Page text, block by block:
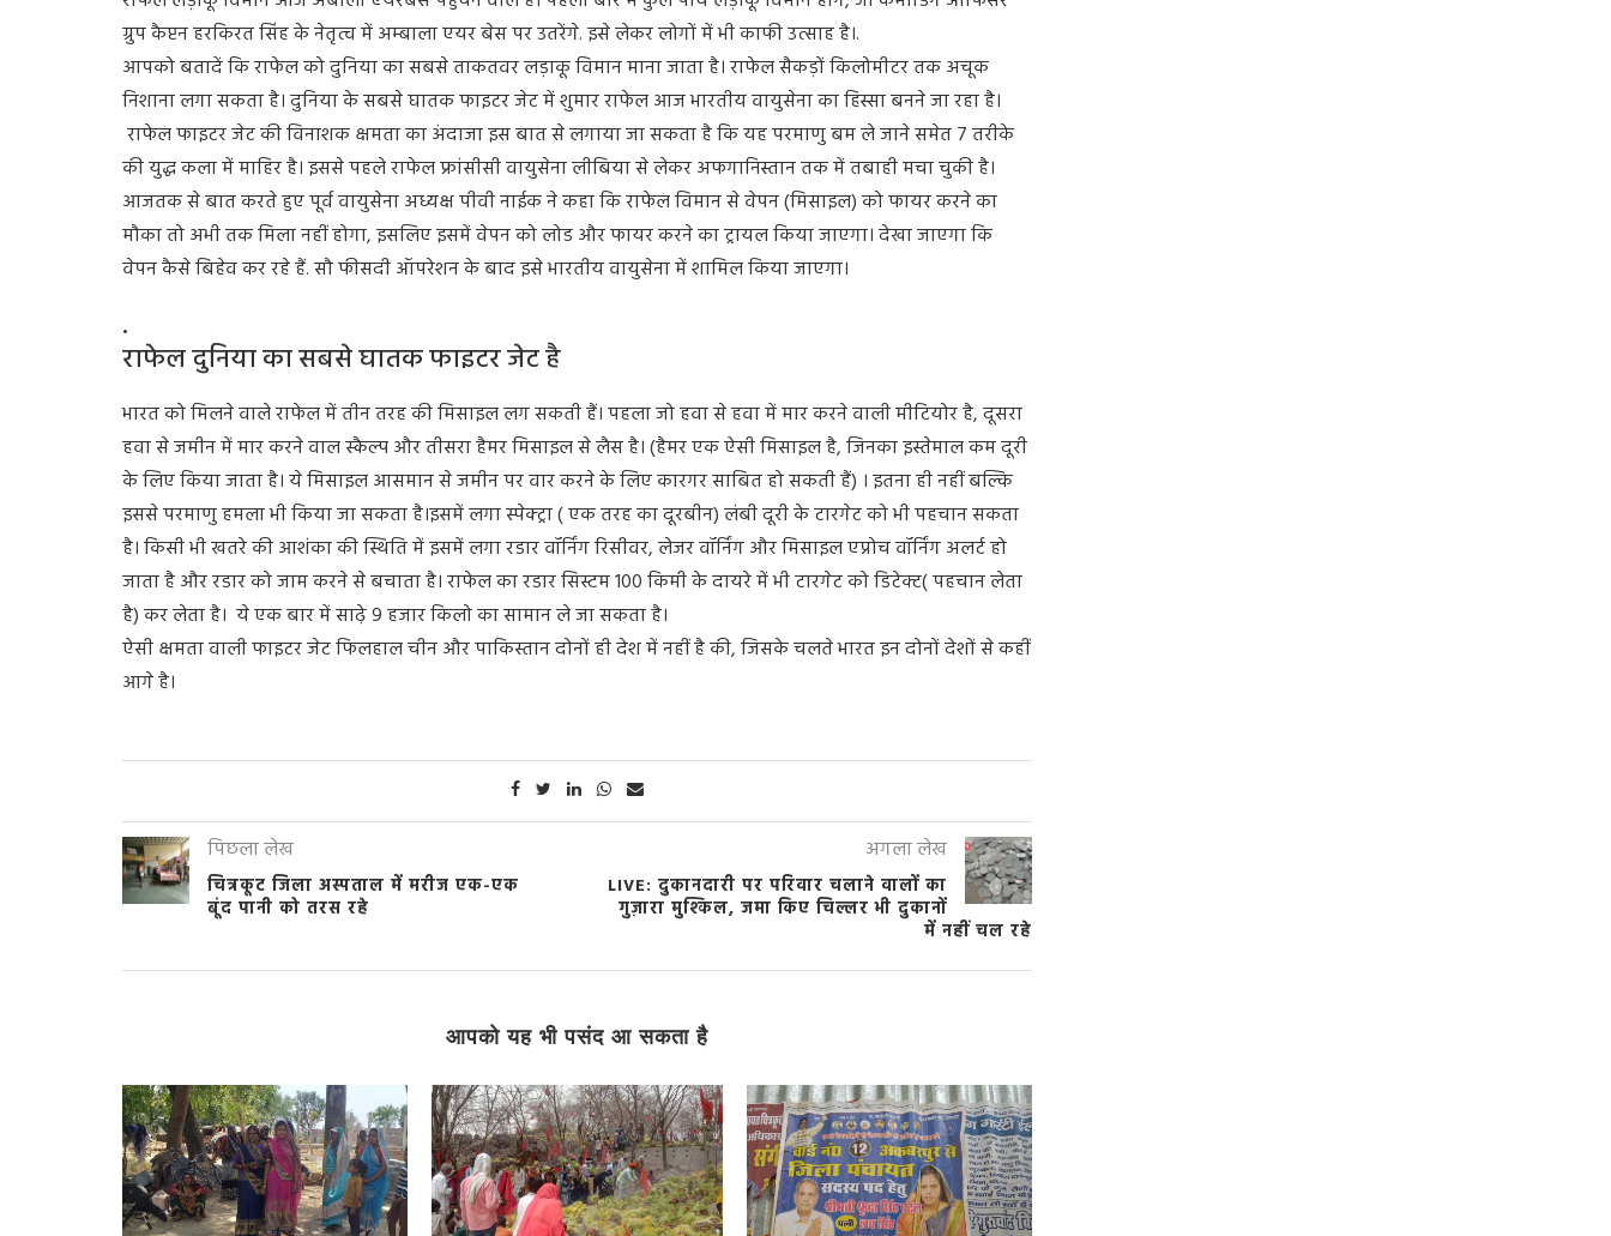
ग्रुप कैप्टन हरकिरत सिंह के नेतृत्व में अम्बाला एयर बेस पर उतरेंगे. इसे लेकर लोगों में भी काफी उत्साह है।.
आपको बतादें कि राफेल को दुनिया का सबसे ताकतवर लड़ाकू विमान माना जाता है। राफेल सैकड़ों किलोमीटर तक अचूक
निशाना लगा सकता है। दुनिया के सबसे घातक फाइटर जेट में शुमार राफेल आज भारतीय वायुसेना का हिस्‍सा बनने जा रहा है।
राफेल फाइटर जेट की विनाशक क्षमता का अंदाजा इस बात से लगाया जा सकता है कि यह परमाणु बम ले जाने समेत 7 तरीके
की युद्ध कला में माहिर है। इससे पहले राफेल फ्रांसीसी वायुसेना लीब‍िया से लेकर अफगानिस्‍तान तक में तबाही मचा चुकी है।
आजतक से बात करते हुए पूर्व वायुसेना अध्यक्ष पीवी नाईक ने कहा कि राफेल विमान से वेपन (मिसाइल) को फायर करने का
मौका तो अभी तक मिला नहीं होगा, इसलिए इसमें वेपन को लोड और फायर करने का ट्रायल किया जाएगा। देखा जाएगा कि
वेपन कैसे बिहेव कर रहे हैं. सौ फीसदी ऑपरेशन के बाद इसे भारतीय वायुसेना में शामिल किया जाएगा।
.
राफेल दुनिया का सबसे घातक फाइटर जेट है
भारत को मिलने वाले राफेल में तीन तरह की मिसाइल लग सकती हैं। पहला जो हवा से हवा में मार करने वाली मीटियोर है, दूसरा
हवा से जमीन में मार करने वाल स्कैल्प और तीसरा हैमर मिसाइल से लैस है। (हैमर एक ऐसी मिसाइल है, जिनका इस्तेमाल कम दूरी
के लिए किया जाता है। ये मिसाइल आसमान से जमीन पर वार करने के लिए कारगर साबित हो सकती हैं) । इतना ही नहीं बल्कि
इससे परमाणु हमला भी किया जा सकता है।इसमें लगा स्पेक्ट्रा ( एक तरह का दूरबीन) लंबी दूरी के टारगेट को भी पहचान सकता
है। किसी भी खतरे की आशंका की स्थिति में इसमें लगा रडार वॉर्निंग रिसीवर, लेजर वॉर्निंग और मिसाइल एप्रोच वॉर्निंग अलर्ट हो
जाता है और रडार को जाम करने से बचाता है। राफेल का रडार सिस्टम 100 किमी के दायरे में भी टारगेट को डिटेक्ट( पहचान लेता
है) कर लेता है। ये एक बार में साढ़े 9 हजार किलो का सामान ले जा सकता है।
ऐसी क्षमता वाली फाइटर जेट फिलहाल चीन और पाकिस्तान दोनों ही देश में नहीं है की, जिसके चलते भारत इन दोनों देशों से कहीं
आगे है।
पिछला लेख
चित्रकूट जिला अस्पताल में मरीज एक-एक
बूंद पानी को तरस रहे
अगला लेख
LIVE: दुकानदारी पर परिवार चलाने वालों का
गुज़ारा मुश्किल, जमा किए चिल्लर भी दुकानों
में नहीं चल रहे
आपको यह भी पसंद आ सकता है